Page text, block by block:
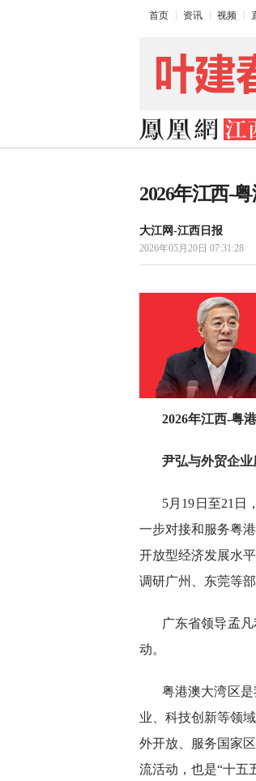
首页 资讯 视频
2026年江西-
大江网-江西日报
2026年05月20日 07:31:28
2026年江西-粤
尹弘与外贸企
5月19日至21日
一步对接和服务粤
开放型经济发展水
调研广州、东莞等部
广东省领导孟
动。
粤港澳大湾区
业、科技创新等领
外开放、服务国家
流活动，也是“十五